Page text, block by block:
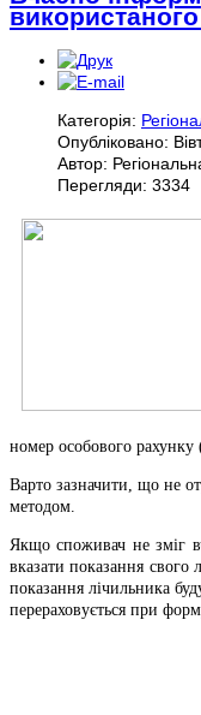
використаного
Категорія:
Опубліковано:
Автор:
Перегляди: 3334
номер особового рахунку
Варто зазначити, що не
методом.
Якщо споживач не зміг
вказати показання свого
показання лічильника
перераховується при